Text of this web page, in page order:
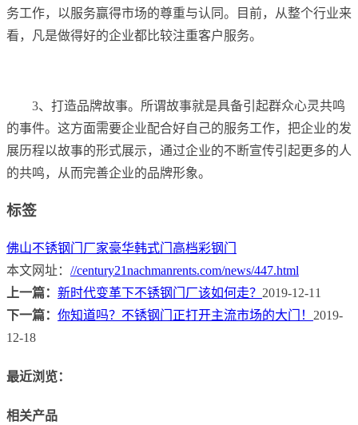
务工作，以服务赢得市场的尊重与认同。目前，从整个行业来
看，凡是做得好的企业都比较注重客户服务。
3、打造品牌故事。所谓故事就是具备引起群众心灵共鸣
的事件。这方面需要企业配合好自己的服务工作，把企业的发
展历程以故事的形式展示，通过企业的不断宣传引起更多的人
的共鸣，从而完善企业的品牌形象。
标签
佛山不锈钢门厂家豪华韩式门 高档彩钢门
本文网址： //century21nachmanrents.com/news/447.html
上一篇： 新时代变革下不锈钢门厂该如何走？ 2019-12-11
下一篇： 你知道吗？不锈钢门正打开主流市场的大门！ 2019-
12-18
最近浏览：
相关产品